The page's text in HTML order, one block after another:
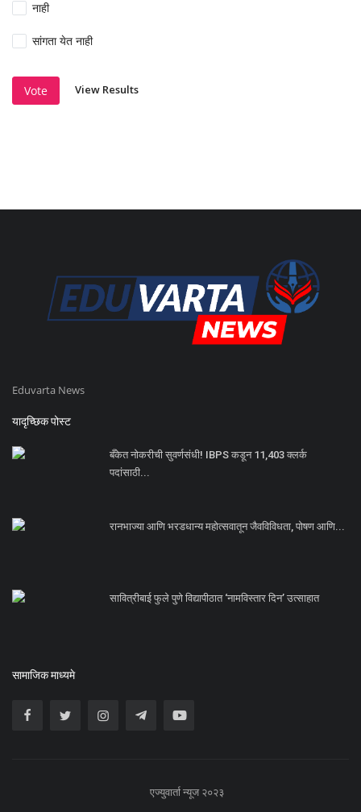
नाही
सांगता येत नाही
Vote View Results
Eduvarta News
यादृच्छिक पोस्ट
बँकेत नोकरीची सुवर्णसंधी! IBPS कडून 11,403 क्लर्क
पदांसाठी...
रानभाज्या आणि भरडधान्य महोत्सवातून जैवविविधता, पोषण आणि...
सावित्रीबाई फुले पुणे विद्यापीठात ‘नामविस्तार दिन’ उत्साहात
सामाजिक माध्यमे
एज्युवार्ता न्यूज २०२३